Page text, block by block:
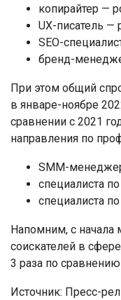
копирайтер —
UX-писатель —
SEO-
бренд-
При этом общий
в январе-ноябре
сравнении с 2021
направления по
SMM-
специалиста
специалиста
Напомним, с начала
соискателей в
3 раза по
Источник: Пресс-